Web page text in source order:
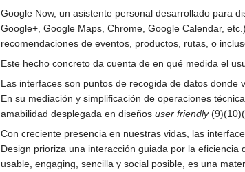
Google Now, un asistente personal desarrollado para
Google+, Google Maps, Chrome, Google Calendar,
recomendaciones de eventos, productos, rutas, o
Este hecho concreto da cuenta de en qué medida el
Las interfaces son puntos de recogida de datos
En su mediación y simplificación de operaciones
amabilidad desplegada en diseños user friendly
Con creciente presencia en nuestras vidas, las
Design prioriza una interacción guiada por la
usable, engaging, sencilla y social posible, es una